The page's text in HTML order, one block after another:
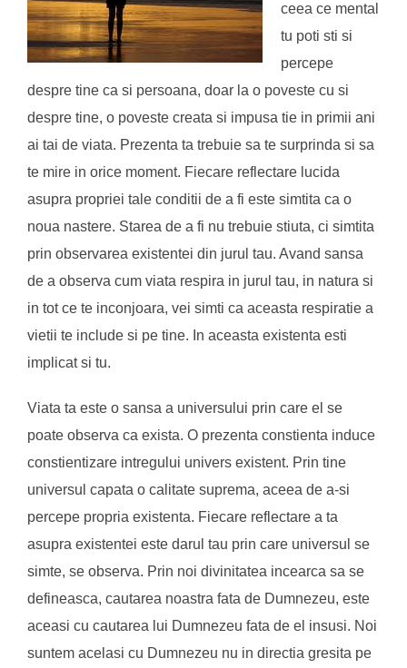
ceea ce mental
tu poti sti si
percepe
despre tine ca si persoana, doar la o poveste cu si
despre tine, o poveste creata si impusa tie in primii ani
ai tai de viata. Prezenta ta trebuie sa te surprinda si sa
te mire in orice moment. Fiecare reflectare lucida
asupra propriei tale conditii de a fi este simtita ca o
noua nastere. Starea de a fi nu trebuie stiuta, ci simtita
prin observarea existentei din jurul tau. Avand sansa
de a observa cum viata respira in jurul tau, in natura si
in tot ce te inconjoara, vei simti ca aceasta respiratie a
vietii te include si pe tine. In aceasta existenta esti
implicat si tu.
Viata ta este o sansa a universului prin care el se
poate observa ca exista. O prezenta constienta induce
constientizare intregului univers existent. Prin tine
universul capata o calitate suprema, aceea de a-si
percepe propria existenta. Fiecare reflectare a ta
asupra existentei este darul tau prin care universul se
simte, se observa. Prin noi divinitatea incearca sa se
defineasca, cautarea noastra fata de Dumnezeu, este
aceasi cu cautarea lui Dumnezeu fata de el insusi. Noi
suntem acelasi cu Dumnezeu nu in directia gresita pe